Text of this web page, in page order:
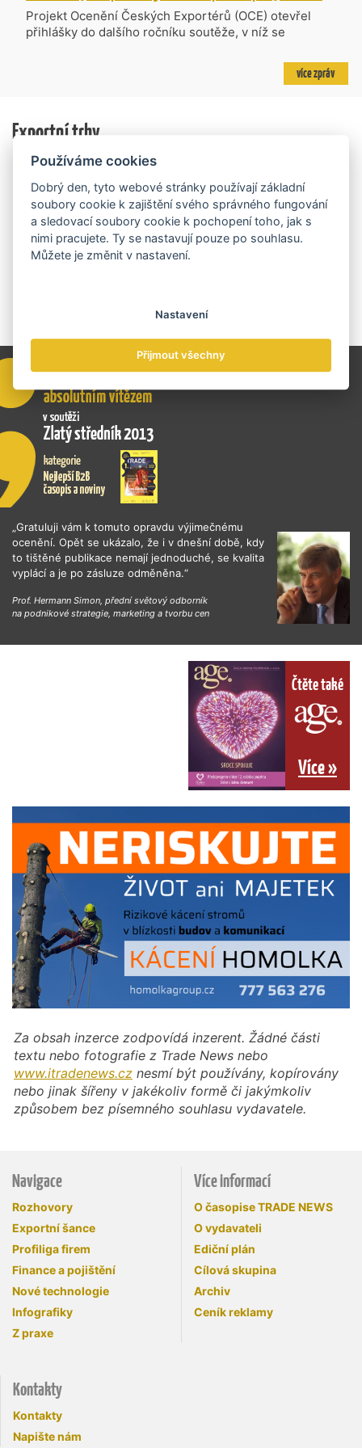
projektů požadujících dotaci o celkovém objemu 4,27
mld. Kč. Částkou 630 mil. Kč bude podpořeno čtyřicet
nejlépe hodnocených projektů zaměřených na
výzkum v oblasti umělé inteligence a její aplikace do
podnikových procesů a do vývoje nových produktů na
na přípravě rozpočtu na rok 2027.
Projekt Ocenění Českých Exportérů (OCE) otevřel
přihlášky do dalšího ročníku soutěže, v níž se
Projekt dlouhodobě vyzdvihuje, podporuje a oceňuje
podniky, které úspěšně prosazují své produkty a
ekonomické výsledky, ale také silný podnikatelský
více zpráv
Exportní trhy
„Gratuluji vám k tomuto opravdu výjimečnému
ocenění. Opět se ukázalo, že i v dnešní době, kdy
to tištěné publikace nemají jednoduché, se kvalita
vyplácí a je po zásluze odměněna.“
Prof. Hermann Simon, přední světový odborník
na podnikové strategie, marketing a tvorbu cen
Čtěte také
Více »
Za obsah inzerce zodpovídá inzerent. Žádné části
textu nebo fotografie z Trade News nebo
www.itradenews.cz nesmí být používány, kopírovány
nebo jinak šířeny v jakékoliv formě či jakýmkoliv
způsobem bez písemného souhlasu vydavatele.
Navigace
Rozhovory
Exportní šance
Profiliga firem
Finance a pojištění
Nové technologie
Infografiky
Z praxe
Více informací
O časopise TRADE NEWS
O vydavateli
Ediční plán
Cílová skupina
Archiv
Ceník reklamy
Kontakty
Kontakty
Napište nám
Používáme cookies
Dobrý den, tyto webové stránky používají základní
soubory cookie k zajištění svého správného fungování
a sledovací soubory cookie k pochopení toho, jak s
nimi pracujete. Ty se nastavují pouze po souhlasu.
Můžete je změnit v nastavení.
Nastavení
Přijmout všechny